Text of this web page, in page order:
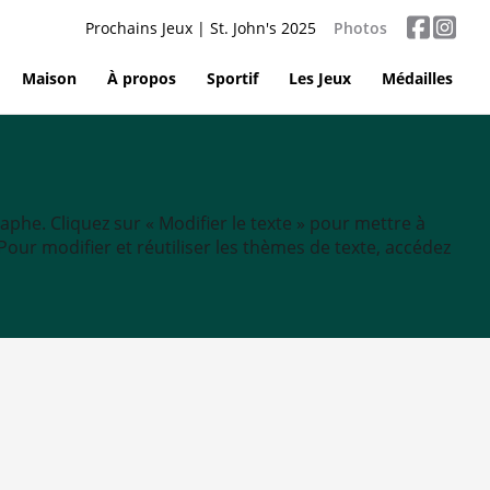
Prochains Jeux | St. John's 2025 Photos
Maison À propos Sportif Les Jeux Médailles
Cliquez sur « Modifier le texte » pour mettre à
modifier et réutiliser les thèmes de texte, accédez